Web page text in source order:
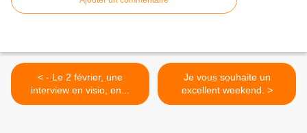
< - Le 2 février, une
interview en visio, en...
Je vous souhaite un
excellent weekend. >